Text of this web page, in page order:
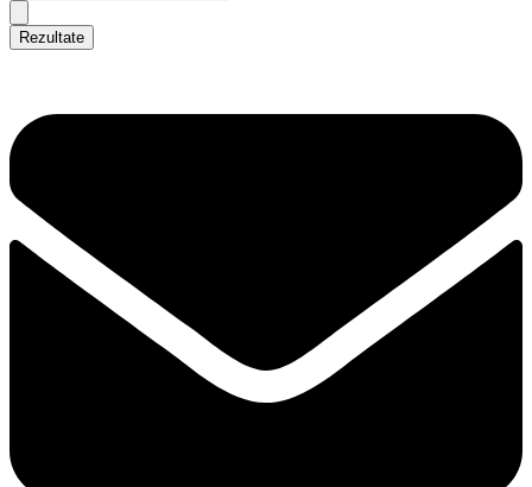
Rezultate